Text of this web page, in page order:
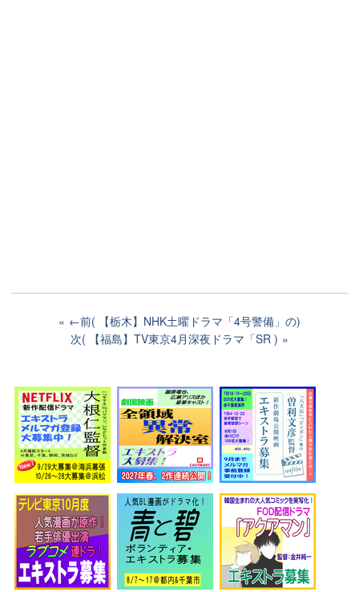
←前( 【栃木】NHK土曜ドラマ「4号警備」の)
次( 【福島】TV東京4月深夜ドラマ「SR )